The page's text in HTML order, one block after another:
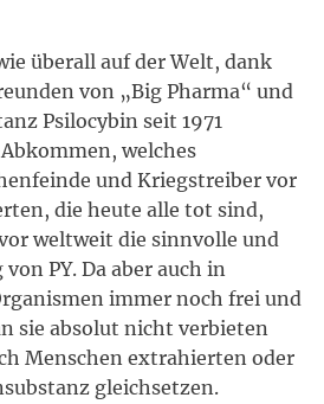
überall auf der Welt, dank
von „Big Pharma“ und
Psilocybin seit 1971
welches
und Kriegstreiber vor
die heute alle tot sind,
weltweit die sinnvolle und
PY. Da aber auch in
immer noch frei und
sie absolut nicht verbieten
Menschen extrahierten oder
gleichsetzen.